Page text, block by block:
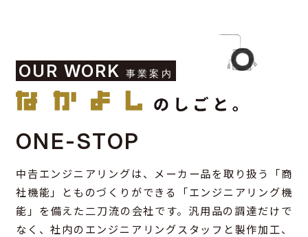
OUR WORK 事業案内
ONE-STOP
中𠮷エンジニアリングは、メーカー品を取り扱う「商
社機能」とものづくりができる「エンジニアリング機
能」を備えた二刀流の会社です。汎用品の調達だけで
なく、社内のエンジニアリングスタッフと製作加工、